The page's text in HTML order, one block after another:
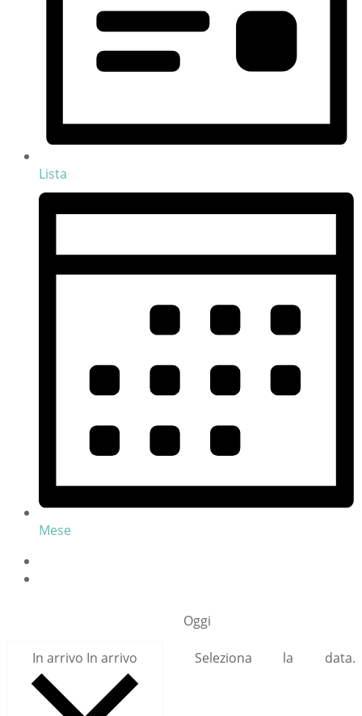
Lista
Mese
Oggi
In arrivo In arrivo Seleziona la data.